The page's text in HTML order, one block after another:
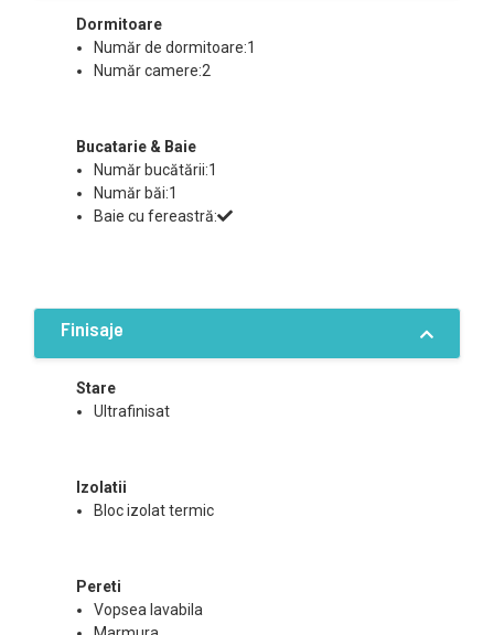
Dormitoare
Număr de dormitoare:1
Număr camere:2
Bucatarie & Baie
Număr bucătării:1
Număr băi:1
Baie cu fereastră:
Finisaje
Stare
Ultrafinisat
Izolatii
Bloc izolat termic
Pereti
Vopsea lavabila